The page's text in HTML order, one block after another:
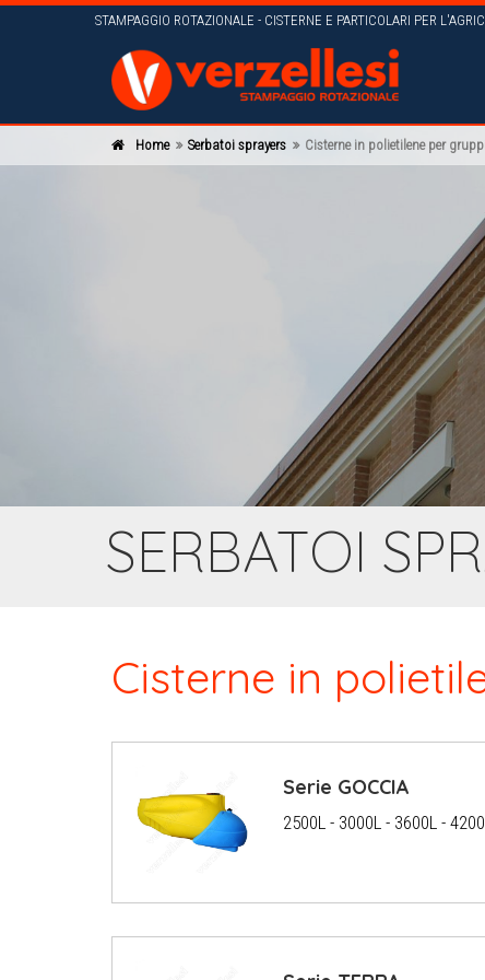
STAMPAGGIO ROTAZIONALE - CISTERNE E PARTICOLARI PER
Home Serbatoi sprayers Cisterne in polietilene per
SERBATOI
Cisterne in
Serie GOCCIA
2500L - 3000L - 3600L -